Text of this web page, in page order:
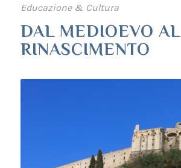
Educazione & Cultura
DAL MEDIOEVO AL
RINASCIMENTO